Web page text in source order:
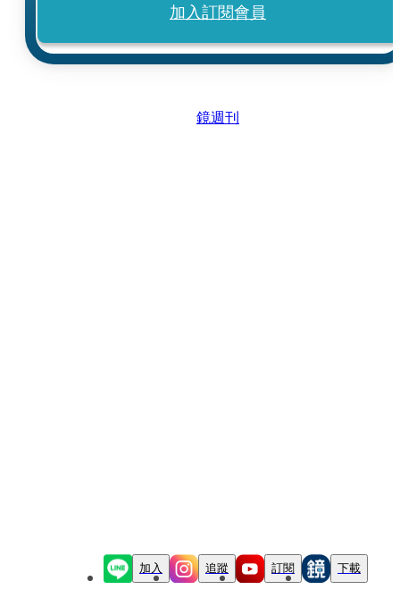
加入訂閱會員
鏡週刊
加入 追蹤 訂閱 下載